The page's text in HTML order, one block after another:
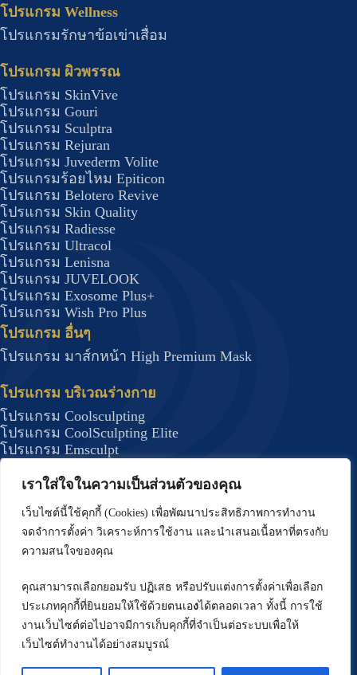
เราใส่ใจในความเป็นส่วนตัวของคุณ
เว็บไซต์นี้ใช้คุกกี้ (Cookies) เพื่อพัฒนาประสิทธิภาพการทำงาน
จดจำการตั้งค่า วิเคราะห์การใช้งาน และนำเสนอเนื้อหาที่ตรงกับ
ความสนใจของคุณ
คุณสามารถเลือกยอมรับ ปฏิเสธ หรือปรับแต่งการตั้งค่าเพื่อเลือก
ประเภทคุกกี้ที่ยินยอมให้ใช้ด้วยตนเองได้ตลอดเวลา ทั้งนี้ การใช้
งานเว็บไซต์ต่อไปอาจมีการเก็บคุกกี้ที่จำเป็นต่อระบบเพื่อให้
เว็บไซต์ทำงานได้อย่างสมบูรณ์
โปรแกรม Wellness​
โปรแกรมรักษาข้อเข่าเสื่อม
โปรแกรม ผิวพรรณ
โปรแกรม SkinVive
โปรแกรม Gouri
โปรแกรม Sculptra
โปรแกรม Rejuran
โปรแกรม Juvederm Volite
โปรแกรมร้อยไหม Epiticon
โปรแกรม Belotero Revive
โปรแกรม Skin Quality
โปรแกรม Radiesse
โปรแกรม Ultracol
โปรแกรม Lenisna
โปรแกรม JUVELOOK
โปรแกรม Exosome Plus+
โปรแกรม Wish Pro Plus
โปรแกรม อื่นๆ
โปรแกรม มาส์กหน้า High Premium Mask
โปรแกรม บริเวณร่างกาย
โปรแกรม Coolsculpting
โปรแกรม CoolSculpting Elite
โปรแกรม Emsculpt
โปรแกรม Forma Plus (BodyTite)
โปรแกรม JUVELOOK
โปรแกรม J Plasma กระชับสัดส่วน
โปรแกรมรักษาสิว
โปรแกรม Deep Scar
โปรแกรม บริเวณผม
โปรแกรม ปลูกผม FUE
โปรแกรมปลูกผมด้วยเทคนิค Long Hair (Non –
Shaven FUE)